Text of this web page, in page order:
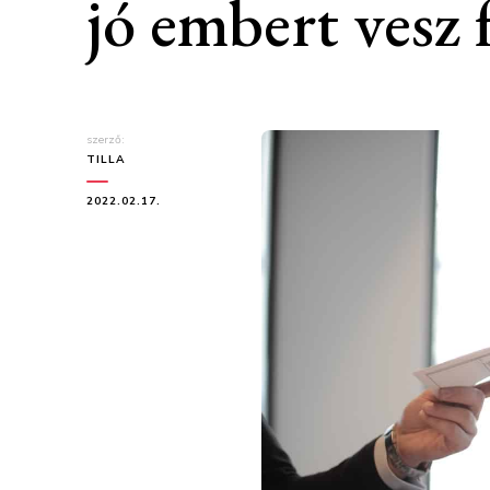
jó embert vesz
szerző:
TILLA
2022.02.17.